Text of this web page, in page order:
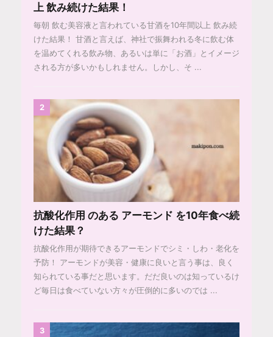
上 飲み続けた結果！
毎朝 飲む美容液と言われている甘酒を10年間以上 飲み続
けた結果！ 甘酒と言えば、神社で振舞われる冬に飲む体
を温めてくれる飲み物、あるいは単に「お酒」とイメージ
される方が多いかもしれません。しかし、そ ...
2
抗酸化作用 のある アーモンド を10年食べ続
けた結果？
抗酸化作用が期待できるアーモンドでシミ・しわ・老化を
予防！ アーモンドが美容・健康に良いと言う事は、良く
知られている事だと思います。だだ良いのは知っているけ
ど毎日は食べていない方々が圧倒的に多いのでは ...
3